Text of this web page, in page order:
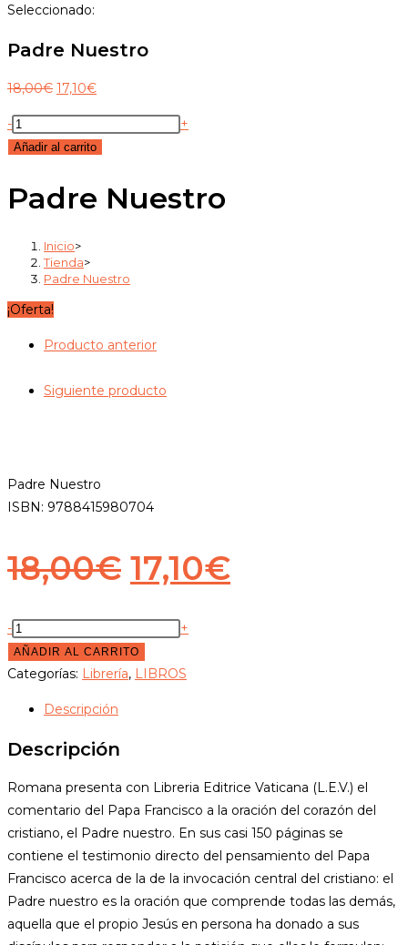
Seleccionado:
Padre Nuestro
18,00€ 17,10€
- +
Añadir al carrito
Padre Nuestro
Inicio>
Tienda>
Padre Nuestro
¡Oferta!
Producto anterior
Siguiente producto
Padre Nuestro
ISBN: 9788415980704
18,00€ 17,10€
- +
AÑADIR AL CARRITO
Categorías: Librería, LIBROS
Descripción
Descripción
Romana presenta con Libreria Editrice Vaticana (L.E.V.) el
comentario del Papa Francisco a la oración del corazón del
cristiano, el Padre nuestro. En sus casi 150 páginas se
contiene el testimonio directo del pensamiento del Papa
Francisco acerca de la de la invocación central del cristiano: el
Padre nuestro es la oración que comprende todas las demás,
aquella que el propio Jesús en persona ha donado a sus